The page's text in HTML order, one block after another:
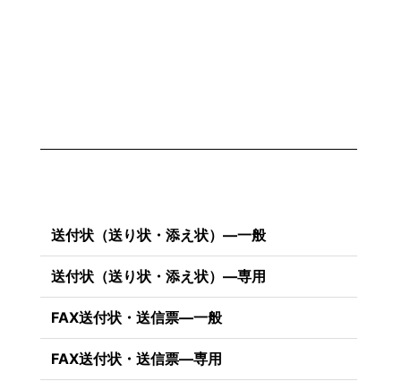
送付状（送り状・添え状）―一般
送付状（送り状・添え状）―専用
FAX送付状・送信票―一般
FAX送付状・送信票―専用